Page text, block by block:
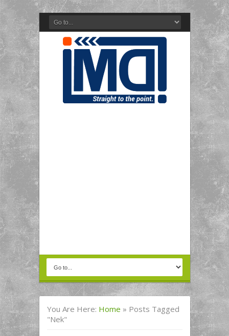
You Are Here: Home » Posts Tagged
"nek"